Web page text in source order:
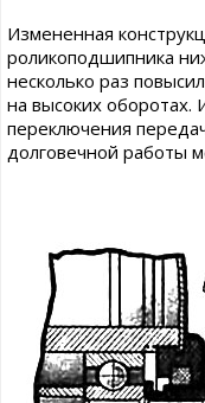
Измененная
роликоподшипника
несколько раз
на высоких оборотах.
переключения
долговечной работы